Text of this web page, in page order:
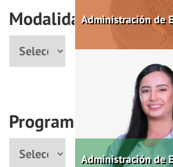
Modalidad
Programas
Administración de
Administración de